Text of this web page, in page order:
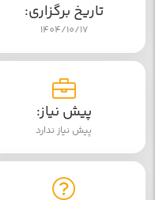
تاریخ برگزاری:
1404/10/17
پیش نیاز:
پیش نیاز ندارد